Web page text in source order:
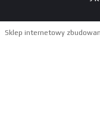
Sklep internetowy